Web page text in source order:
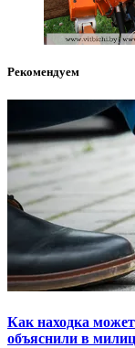
Рекомендуем
Как находка
объяснили в